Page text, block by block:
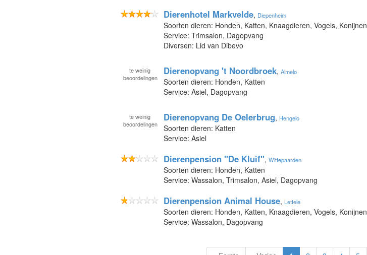
Dierenhotel Markvelde, Diepenheim
Soorten dieren: Honden, Katten, Knaagdieren, Vogels, Konijnen
Service: Trimsalon, Dagopvang
Diversen: Lid van Dibevo
te weinig
beoordelingen
Dierenopvang 't Noordbroek, Almelo
Soorten dieren: Honden, Katten
Service: Asiel, Dagopvang
te weinig
beoordelingen
Dierenopvang De Oelerbrug, Hengelo
Soorten dieren: Katten
Service: Asiel
Dierenpension "De Kluif", Wittepaarden
Soorten dieren: Honden, Katten
Service: Wassalon, Trimsalon, Asiel, Dagopvang
Dierenpension Animal House, Lettele
Soorten dieren: Honden, Katten, Knaagdieren, Vogels, Konijnen
Service: Wassalon, Dagopvang